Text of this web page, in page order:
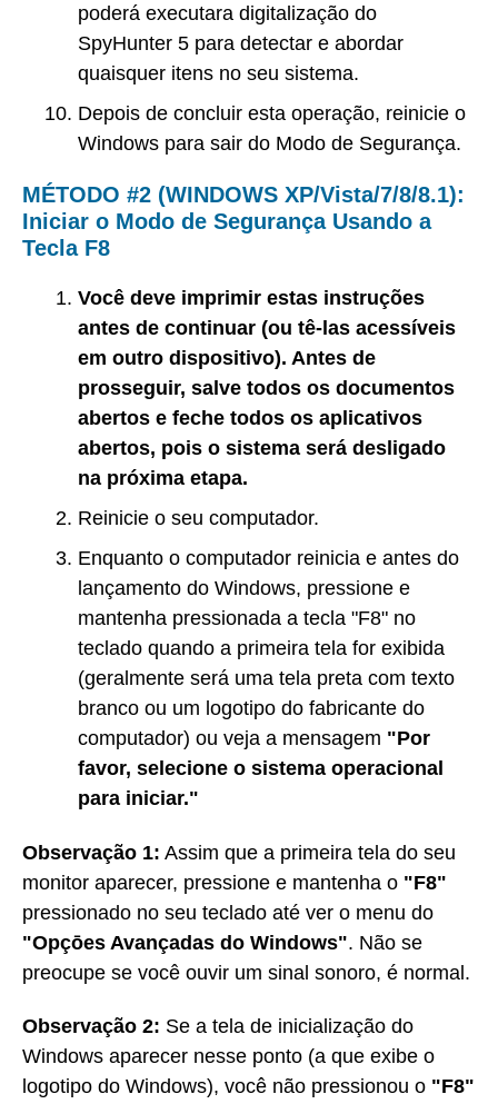
poderá executara digitalização do
SpyHunter 5 para detectar e abordar
quaisquer itens no seu sistema.
Depois de concluir esta operação, reinicie o
Windows para sair do Modo de Segurança.
MÉTODO #2 (WINDOWS XP/Vista/7/8/8.1):
Iniciar o Modo de Segurança Usando a
Tecla F8
Você deve imprimir estas instruções
antes de continuar (ou tê-las acessíveis
em outro dispositivo). Antes de
prosseguir, salve todos os documentos
abertos e feche todos os aplicativos
abertos, pois o sistema será desligado
na próxima etapa.
Reinicie o seu computador.
Enquanto o computador reinicia e antes do
lançamento do Windows, pressione e
mantenha pressionada a tecla "F8" no
teclado quando a primeira tela for exibida
(geralmente será uma tela preta com texto
branco ou um logotipo do fabricante do
computador) ou veja a mensagem "Por
favor, selecione o sistema operacional
para iniciar."
Observação 1: Assim que a primeira tela do seu
monitor aparecer, pressione e mantenha o "F8"
pressionado no seu teclado até ver o menu do
"Opçōes Avançadas do Windows". Não se
preocupe se você ouvir um sinal sonoro, é normal.
Observação 2: Se a tela de inicialização do
Windows aparecer nesse ponto (a que exibe o
logotipo do Windows), você não pressionou o "F8"